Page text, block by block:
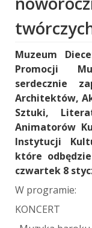
Muzeum
Promocji
serdecznie
Architektów,
Sztuki,
Animatorów
Instytucji
które
czwartek 8
W programie:
KONCERT